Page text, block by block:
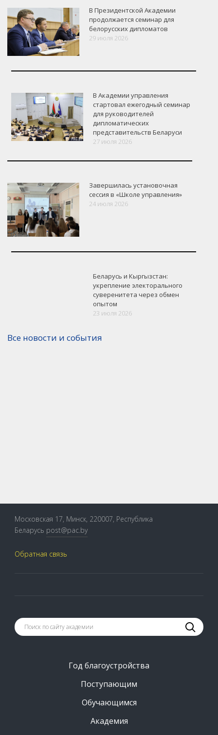
Версия для печати
В Президентской Академии
продолжается семинар для
белорусских дипломатов
29 июля 2026
В Академии управления
стартовал ежегодный семинар
для руководителей
дипломатических
представительств Беларуси
27 июля 2026
Завершилась установочная
сессия в «Школе управления»
24 июля 2026
Беларусь и Кыргызстан:
укрепление электорального
суверенитета через обмен
опытом
23 июля 2026
Все новости и события
Московская 17, Минск, 220007, Республика
Беларусь post@pac.by
Обратная связь
Год благоустройства
Поступающим
Обучающимся
Академия